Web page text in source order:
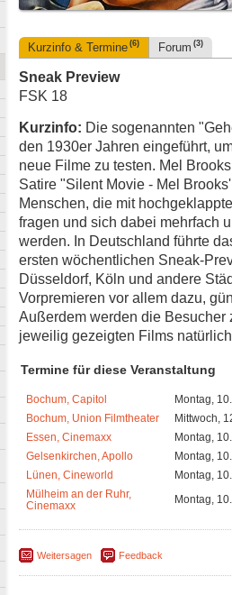
Kurzinfo & Termine (6) Forum (3)
Sneak Preview
FSK 18
Kurzinfo: Die sogenannten
den 1930er Jahren eingeführt,
neue Filme zu testen. Mel
Satire "Silent Movie - Mel
Menschen, die mit
fragen und sich dabei mehrfach
werden. In Deutschland führte
ersten wöchentlichen Sneak-
Düsseldorf, Köln und andere
Vorpremieren vor allem dazu,
Außerdem werden die
jeweilig gezeigten Films
Termine für diese Veranstaltung
Bochum, Capitol
Montag,
Bochum, Union Filmtheater
Mittwoch,
Essen, Cinemaxx
Montag,
Gelsenkirchen, Apollo
Montag,
Lünen, Cineworld
Montag,
Mülheim an der Ruhr,
Cinemaxx
Montag,
Weitersagen Feedback